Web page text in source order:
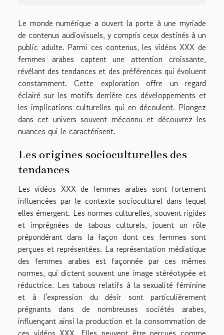
Le monde numérique a ouvert la porte à une myriade
de contenus audiovisuels, y compris ceux destinés à un
public adulte. Parmi ces contenus, les vidéos XXX de
femmes arabes captent une attention croissante,
révélant des tendances et des préférences qui évoluent
constamment. Cette exploration offre un regard
éclairé sur les motifs derrière ces développements et
les implications culturelles qui en découlent. Plongez
dans cet univers souvent méconnu et découvrez les
nuances qui le caractérisent.
Les origines socioculturelles des
tendances
Les vidéos XXX de femmes arabes sont fortement
influencées par le contexte socioculturel dans lequel
elles émergent. Les normes culturelles, souvent rigides
et imprégnées de tabous culturels, jouent un rôle
prépondérant dans la façon dont ces femmes sont
perçues et représentées. La représentation médiatique
des femmes arabes est façonnée par ces mêmes
normes, qui dictent souvent une image stéréotypée et
réductrice. Les tabous relatifs à la sexualité féminine
et à l'expression du désir sont particulièrement
prégnants dans de nombreuses sociétés arabes,
influençant ainsi la production et la consommation de